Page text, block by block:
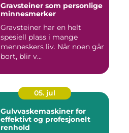
Gravsteiner som personlige
minnesmerker
Gravsteiner har en helt
spesiell plass i mange
menneskers liv. Når noen går
bort, blir v...
05. jul
Gulvvaskemaskiner for
effektivt og profesjonelt
renhold